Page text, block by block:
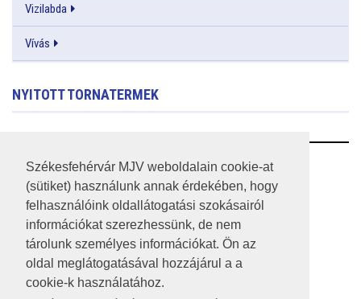
Székesfehérvár MJV weboldalain cookie-at
(sütiket) használunk annak érdekében, hogy
felhasználóink oldallátogatási szokásairól
információkat szerezhessünk, de nem
tárolunk személyes információkat. Ön az
oldal meglátogatásával hozzájárul a a
cookie-k használatához.
Vizilabda
Vívás
NYITOTT TORNATERMEK
RSS
A HONLAP 2017.03.31-I ÁLLAPOTA
JOGI NYILATKOZAT
IMPRESSZUM